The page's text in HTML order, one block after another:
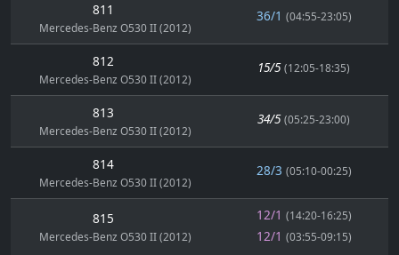
811
Mercedes-Benz O530 II (2012)
36/1 (04:55-23:05)
812
Mercedes-Benz O530 II (2012)
15/5 (12:05-18:35)
813
Mercedes-Benz O530 II (2012)
34/5 (05:25-23:00)
814
Mercedes-Benz O530 II (2012)
28/3 (05:10-00:25)
815
Mercedes-Benz O530 II (2012)
12/1 (14:20-16:25)
12/1 (03:55-09:15)